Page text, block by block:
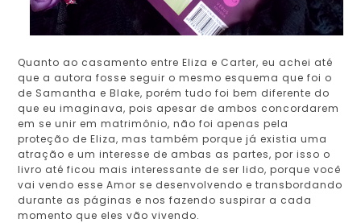
Quanto ao casamento entre Eliza e Carter, eu achei até
que a autora fosse seguir o mesmo esquema que foi o
de Samantha e Blake, porém tudo foi bem diferente do
que eu imaginava, pois apesar de ambos concordarem
em se unir em matrimônio, não foi apenas pela
proteção de Eliza, mas também porque já existia uma
atração e um interesse de ambas as partes, por isso o
livro até ficou mais interessante de ser lido, porque você
vai vendo esse Amor se desenvolvendo e transbordando
durante as páginas e nos fazendo suspirar a cada
momento que eles vão vivendo.